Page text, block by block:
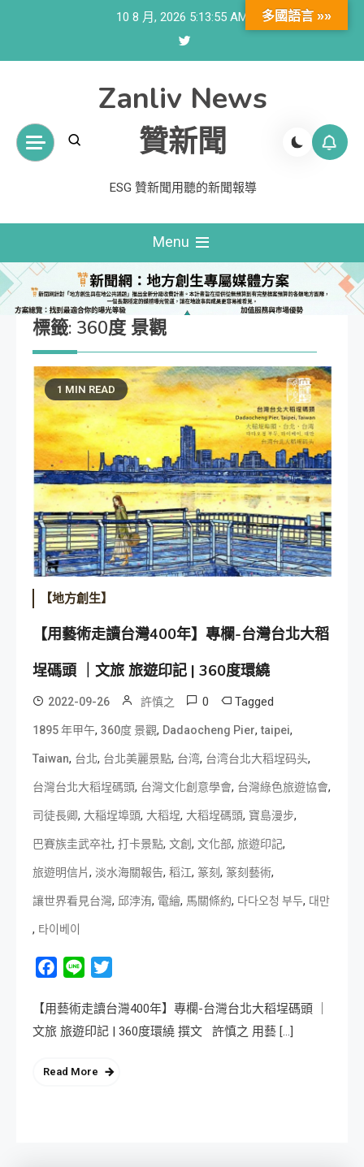
10 8 月, 2026 5:13:56 AM
Zanliv News
贊新聞
ESG 贊新聞用聽的新聞報導
Menu
標籤: 360度 景觀
1 MIN READ
【地方創生】
【用藝術走讀台灣400年】專欄-台灣台北大稻
埕碼頭 ｜文旅 旅遊印記 | 360度環繞
2022-09-26 許慎之 0 Tagged
1895 年甲午, 360度 景觀, Dadaocheng Pier,taipei,
Taiwan, 台北, 台北美麗景點, 台湾, 台湾台北大稻埕码头,
台灣台北大稻埕碼頭, 台灣文化創意學會, 台灣綠色旅遊協會,
司徒長卿, 大稲埕埠頭, 大稻埕, 大稻埕碼頭, 寶島漫步,
巴賽族圭武卒社, 打卡景點, 文創 , 文化部, 旅遊印記,
旅遊明信片, 淡水海關報告, 稻江, 篆刻, 篆刻藝術,
讓世界看見台灣, 邱浡洧, 電繪, 馬關條約, 다다오청 부두, 대만
, 타이베이
Facebook
Line
【用藝術走讀台灣400年】專欄-台灣台北大稻埕碼頭 ｜
文旅 旅遊印記 | 360度環繞 撰文 許慎之 用藝 […]
Read More
多國語言 »»